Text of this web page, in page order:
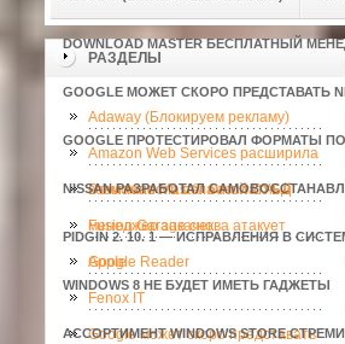
DOWNLOAD MASTER БЕСПЛАТНЫЙ
GOOGLE МОЖЕТ СКОРО ПРЕДСТАВАТЬ
GOOGLE ПРОТЕСТИРОВАЛ ФОРМАТЫ
NISSAN РАЗРАБОТАЛ
PIDGIN 2. 10. 1 — ИСПРАВЛЕНИЯ В
WINDOWS 8 НЕ БУДЕТ ИМЕТЬ ГАДЖЕТЫ
АССОРТИМЕНТ WINDOWS STORE
РАЗДЕЛЫ
Adaway (Блокируем рекламу)
Amazon Web Services расширила
возможности облачной СУБД
Download Master бесплатный
менеджер закачек
Fusion Garage снова атакует
Apple
Google Reader
Fenox IT
Google может скоро представать